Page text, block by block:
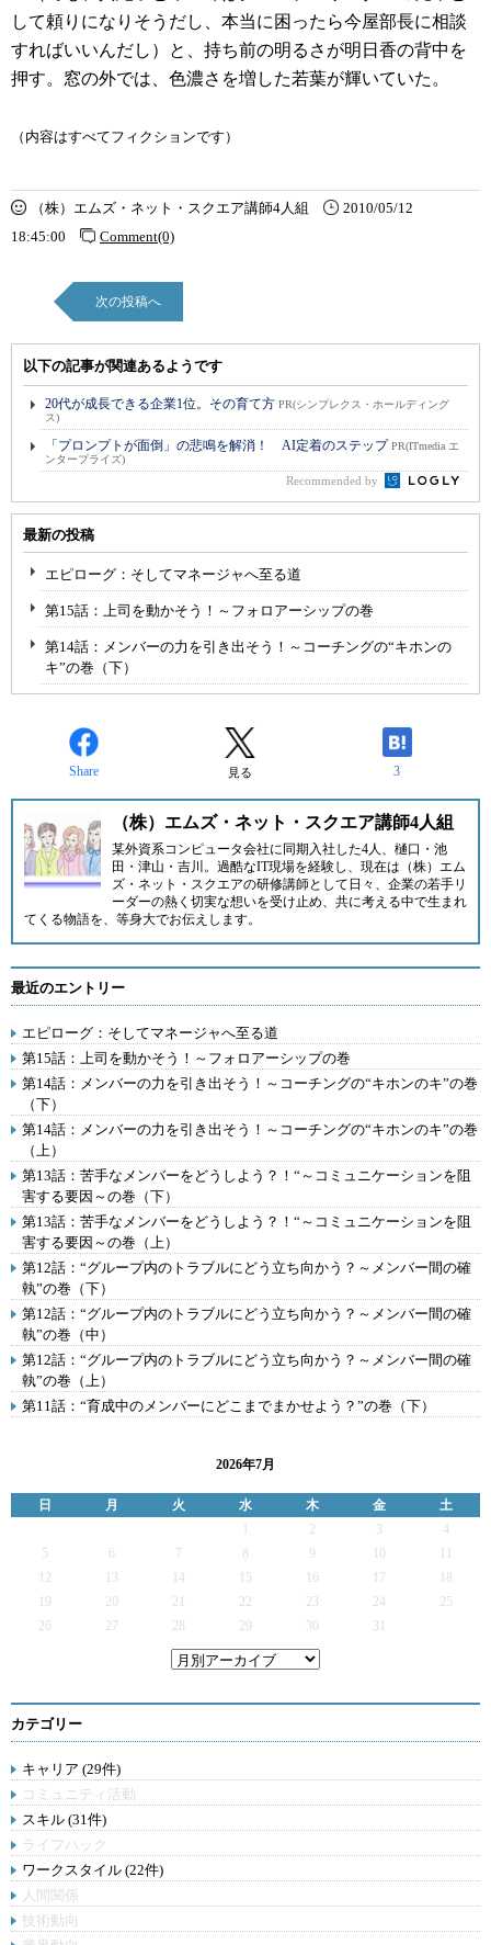
して頼りになりそうだし、本当に困ったら今屋部長に相談
すればいいんだし）と、持ち前の明るさが明日香の背中を
押す。窓の外では、色濃さを増した若葉が輝いていた。
（内容はすべてフィクションです）
（株）エムズ・ネット・スクエア講師4人組
2010/05/12
18:45:00
Comment(0)
次の投稿へ
以下の記事が関連あるようです
20代が成長できる企業1位。その育て方 PR(シンプレクス・ホールディング
ス)
「プロンプトが面倒」の悲鳴を解消！ AI定着のステップPR(ITmedia エ
ンタープライズ)
Recommended by
最新の投稿
エピローグ：そしてマネージャへ至る道
第15話：上司を動かそう！～フォロアーシップの巻
第14話：メンバーの力を引き出そう！～コーチングの“キホンの
キ”の巻（下）
Share 見る 3
（株）エムズ・ネット・スクエア講師4人組
某外資系コンピュータ会社に同期入社した4人、樋口・池
田・津山・吉川。過酷なIT現場を経験し、現在は （株）エム
ズ・ネット・スクエアの研修講師として日々、企業の若手リ
ーダーの熱く切実な想いを受け止め、共に考える中で生まれ
てくる物語を、等身大でお伝えします。
最近のエントリー
エピローグ：そしてマネージャへ至る道
第15話：上司を動かそう！～フォロアーシップの巻
第14話：メンバーの力を引き出そう！～コーチングの“キホンのキ”の巻
（下）
第14話：メンバーの力を引き出そう！～コーチングの“キホンのキ”の巻
（上）
第13話：苦手なメンバーをどうしよう？！“～コミュニケーションを阻
害する要因～の巻（下）
第13話：苦手なメンバーをどうしよう？！“～コミュニケーションを阻
害する要因～の巻（上）
第12話：“グループ内のトラブルにどう立ち向かう？～メンバー間の確
執”の巻（下）
第12話：“グループ内のトラブルにどう立ち向かう？～メンバー間の確
執”の巻（中）
第12話：“グループ内のトラブルにどう立ち向かう？～メンバー間の確
執”の巻（上）
第11話：“育成中のメンバーにどこまでまかせよう？”の巻（下）
2026年7月
日 月 火 水 木 金
土
2 3
4
5
6 7 9
12
13 14 15 16 17
19
20 21 22 23 24
25
26
27 28 29 30 31
カテゴリー
キャリア (29件)
コミュニティ活動
スキル (31件)
ライフハック
ワークスタイル (22件)
人間関係
技術動向